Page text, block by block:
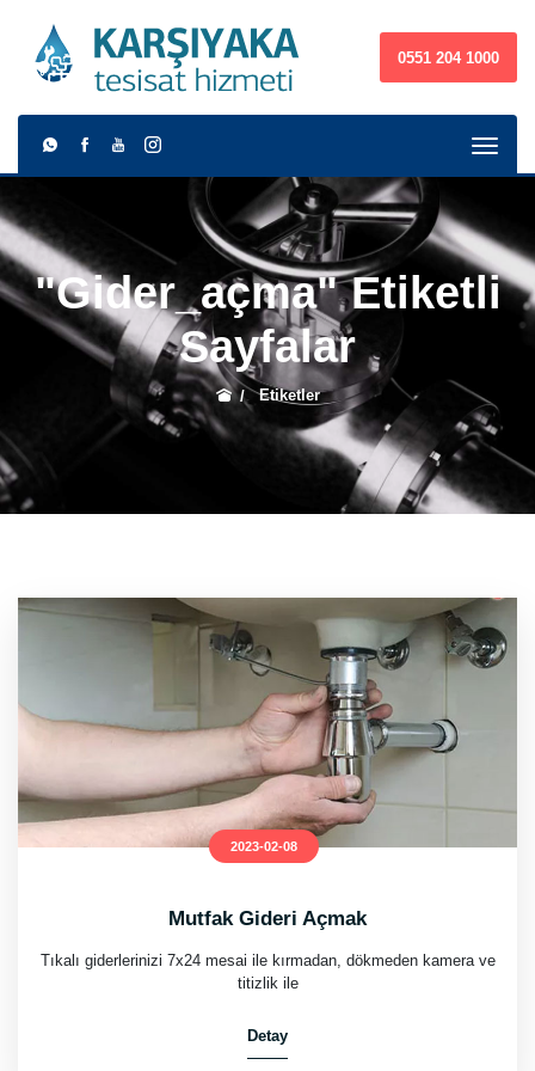
0551 204 1000
"gider_açma" Etiketli
Sayfalar
Etiketler
2023-02-08
Mutfak Gideri Açmak
Tıkalı giderlerinizi 7x24 mesai ile kırmadan, dökmeden kamera ve
titizlik ile
Detay